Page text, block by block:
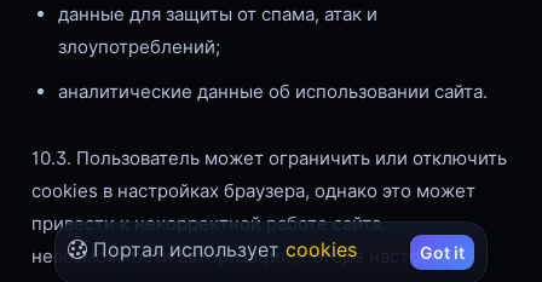
Портал использует cookies Got it
данные для защиты от спама, атак и
злоупотреблений;
аналитические данные об использовании сайта.
10.3. Пользователь может ограничить или отключить
cookies в настройках браузера, однако это может
привести к некорректной работе сайта,
невозможности авторизации, потере настроек,